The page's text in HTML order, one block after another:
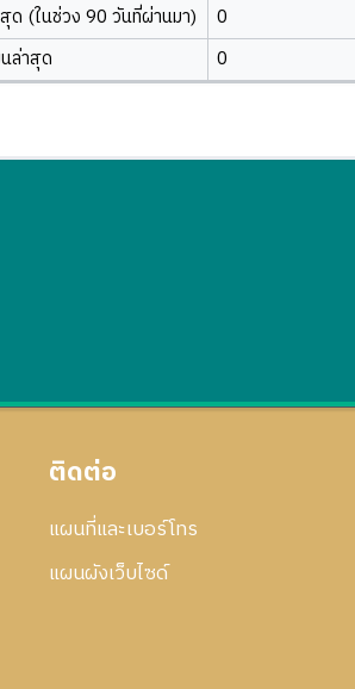
ด (ในช่วง 90 วันที่ผ่านมา)
0
ล่าสุด
0
ติดต่อ
แผนที่และเบอร์โทร
แผนผังเว็บไซด์